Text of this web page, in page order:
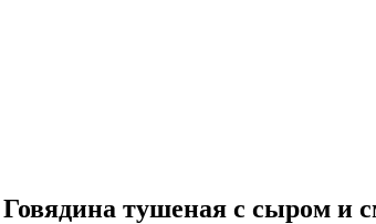
Говядина тушеная с сыром и